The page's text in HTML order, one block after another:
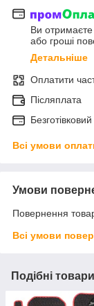
Ви
або гроші
Детальніше
Оплатити
Післяплата
Всі умови
Умови
Повернення
Всі умови
Подібні